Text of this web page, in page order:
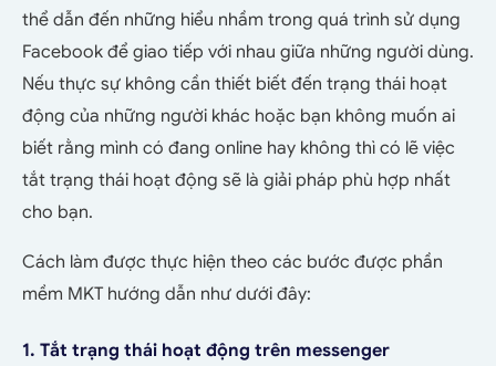
thể dẫn đến những hiểu nhầm trong quá trình sử dụng
Facebook để giao tiếp với nhau giữa những người dùng.
Nếu thực sự không cần thiết biết đến trạng thái hoạt
động của những người khác hoặc bạn không muốn ai
biết rằng mình có đang online hay không thì có lẽ việc
tắt trạng thái hoạt động sẽ là giải pháp phù hợp nhất
cho bạn.
Cách làm được thực hiện theo các bước được phần
mềm MKT hướng dẫn như dưới đây:
1. Tắt trạng thái hoạt động trên messenger